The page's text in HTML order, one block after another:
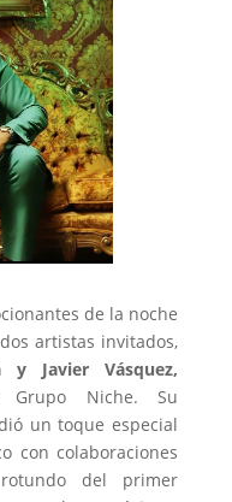
de la noche
artistas invitados,
y Javier Vásquez,
Grupo Niche. Su
un toque especial
con colaboraciones
del primer